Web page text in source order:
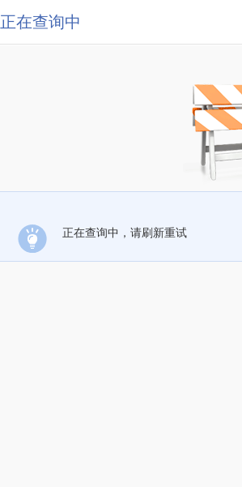
正在查询中
正在查询中，请刷新重试